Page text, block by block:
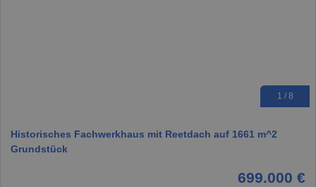
1 / 8
Historisches Fachwerkhaus mit Reetdach auf 1661 m^2
Grundstück
699.000 €